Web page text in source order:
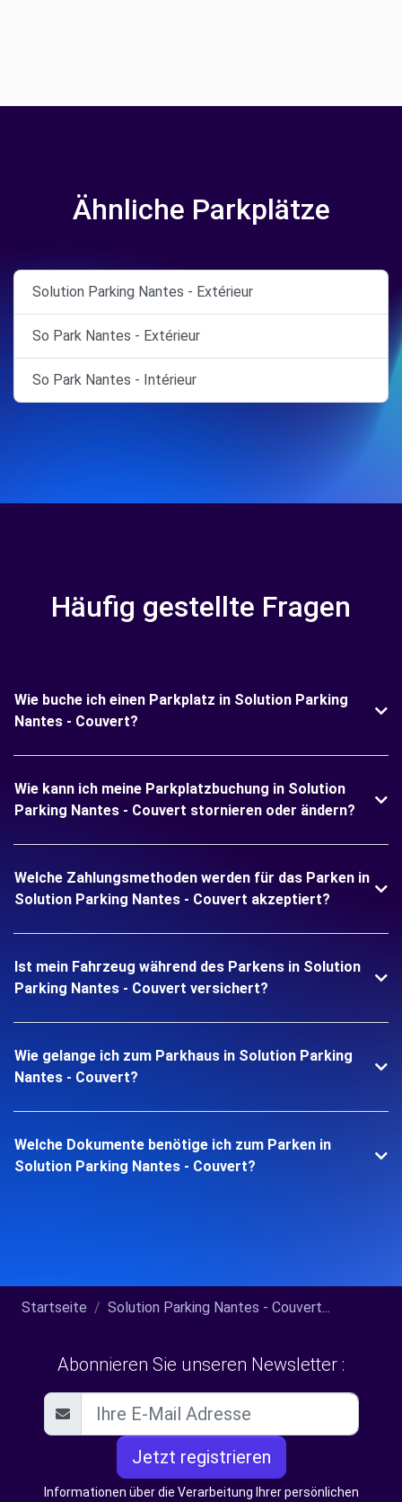
Ähnliche Parkplätze
Solution Parking Nantes - Extérieur
So Park Nantes - Extérieur
So Park Nantes - Intérieur
Häufig gestellte Fragen
Wie buche ich einen Parkplatz in Solution Parking
Nantes - Couvert?
Wie kann ich meine Parkplatzbuchung in Solution
Parking Nantes - Couvert stornieren oder ändern?
Welche Zahlungsmethoden werden für das Parken in
Solution Parking Nantes - Couvert akzeptiert?
Ist mein Fahrzeug während des Parkens in Solution
Parking Nantes - Couvert versichert?
Wie gelange ich zum Parkhaus in Solution Parking
Nantes - Couvert?
Welche Dokumente benötige ich zum Parken in
Solution Parking Nantes - Couvert?
Startseite Solution Parking Nantes - Couvert...
Abonnieren Sie unseren Newsletter :
Jetzt registrieren
Informationen über die Verarbeitung Ihrer persönlichen